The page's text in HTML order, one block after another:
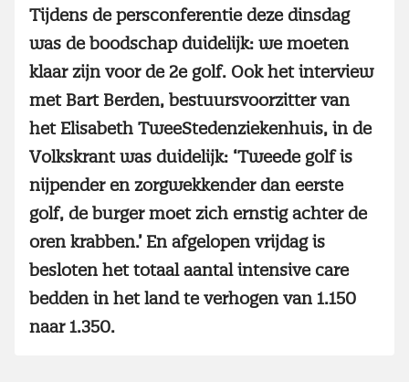
Tijdens de persconferentie deze dinsdag
was de boodschap duidelijk: we moeten
klaar zijn voor de 2e golf. Ook het interview
met Bart Berden, bestuursvoorzitter van
het Elisabeth TweeStedenziekenhuis, in de
Volkskrant was duidelijk: ‘Tweede golf is
nijpender en zorgwekkender dan eerste
golf, de burger moet zich ernstig achter de
oren krabben.’ En afgelopen vrijdag is
besloten het totaal aantal intensive care
bedden in het land te verhogen van 1.150
naar 1.350.